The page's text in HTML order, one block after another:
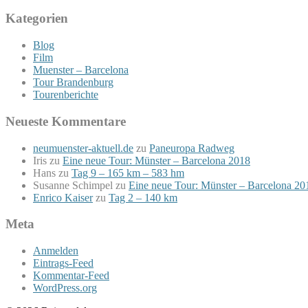
Kategorien
Blog
Film
Muenster – Barcelona
Tour Brandenburg
Tourenberichte
Neueste Kommentare
neumuenster-aktuell.de zu Paneuropa Radweg
Iris zu Eine neue Tour: Münster – Barcelona 2018
Hans zu Tag 9 – 165 km – 583 hm
Susanne Schimpel zu Eine neue Tour: Münster – Barcelona
Enrico Kaiserzu Tag 2 – 140 km
Meta
Anmelden
Eintrags-Feed
Kommentar-Feed
WordPress.org